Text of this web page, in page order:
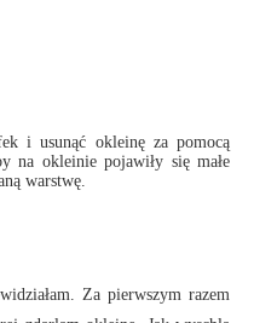
i usunąć okleinę za pomocą
na okleinie pojawiły się małe
warstwę.
Za pierwszym razem